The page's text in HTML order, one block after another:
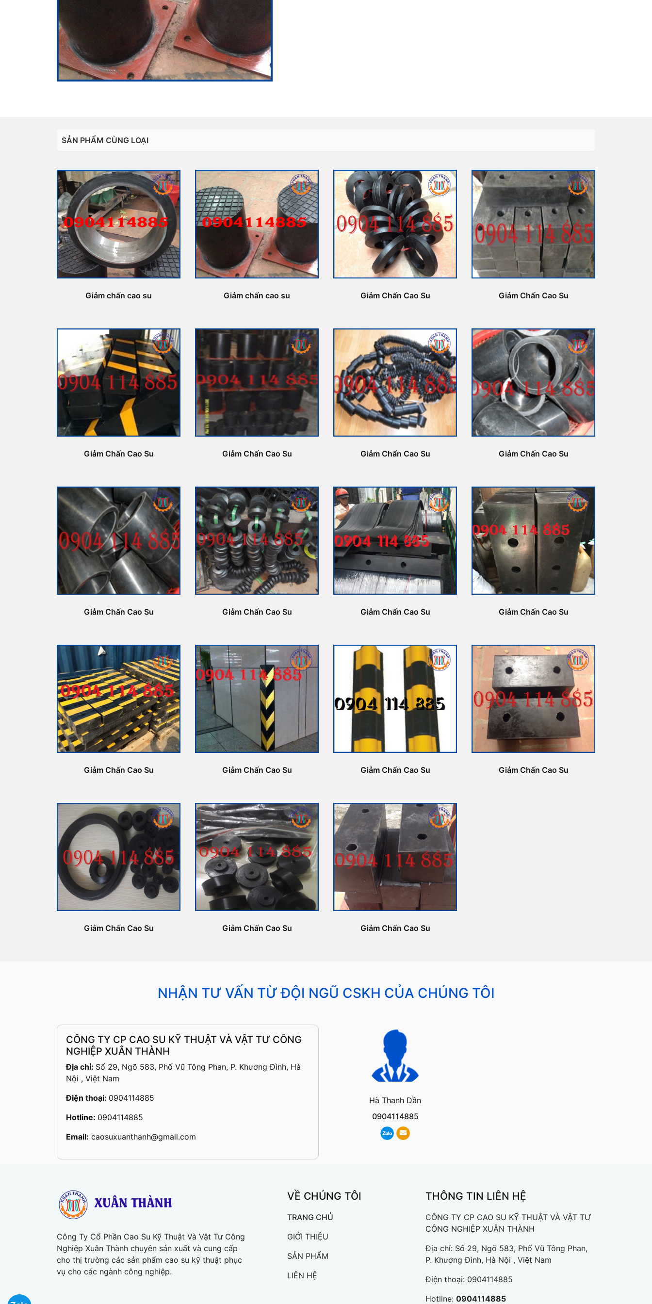
SẢN PHẨM CÙNG LOẠI
Giảm chấn cao su Giảm chấn cao su Giảm Chấn Cao Su Giảm Chấn Cao Su
Giảm Chấn Cao Su Giảm Chấn Cao Su Giảm Chấn Cao Su Giảm Chấn Cao Su
Giảm Chấn Cao Su Giảm Chấn Cao Su Giảm Chấn Cao Su Giảm Chấn Cao Su
Giảm Chấn Cao Su Giảm Chấn Cao Su Giảm Chấn Cao Su Giảm Chấn Cao Su
Giảm Chấn Cao Su Giảm Chấn Cao Su Giảm Chấn Cao Su
NHẬN TƯ VẤN TỪ ĐỘI NGŨ CSKH CỦA CHÚNG TÔI
CÔNG TY CP CAO SU KỸ THUẬT VÀ VẬT TƯ CÔNG
NGHIỆP XUÂN THÀNH
Địa chỉ: Số 29, Ngõ 583, Phố Vũ Tông Phan, P. Khương Đình, Hà
Nội , Việt Nam
Điện thoại: 0904114885
Hotline: 0904114885
Email: caosuxuanthanh@gmail.com
Hà Thanh Dần
0904114885
Công Ty Cổ Phần Cao Su Kỹ Thuật Và Vật Tư Công
Nghiệp Xuân Thành chuyên sản xuất và cung cấp
cho thị trường các sản phẩm cao su kỹ thuật phục
vụ cho các ngành công nghiệp.
VỀ CHÚNG TÔI
TRANG CHỦ
GIỚI THIỆU
SẢN PHẨM
LIÊN HỆ
THÔNG TIN LIÊN HỆ
CÔNG TY CP CAO SU KỸ THUẬT VÀ VẬT TƯ
CÔNG NGHIỆP XUÂN THÀNH
Địa chỉ: Số 29, Ngõ 583, Phố Vũ Tông Phan,
P. Khương Đình, Hà Nội , Việt Nam
Điện thoại: 0904114885
Hotline: 0904114885